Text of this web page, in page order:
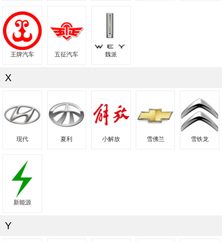
王牌汽车 五征汽车 魏派
X
现代 夏利 小解放 雪佛兰 雪铁龙
新能源
Y